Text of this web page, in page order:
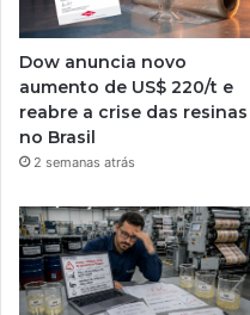
Dow anuncia novo
aumento de US$ 220/t e
reabre a crise das resinas
no Brasil
2 semanas atrás